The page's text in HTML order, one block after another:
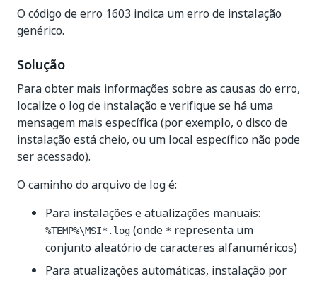
O código de erro 1603 indica um erro de instalação
genérico.
Solução
Para obter mais informações sobre as causas do erro,
localize o log de instalação e verifique se há uma
mensagem mais específica (por exemplo, o disco de
instalação está cheio, ou um local específico não pode
ser acessado).
O caminho do arquivo de log é:
Para instalações e atualizações manuais:
%TEMP%\MSI*.log (onde * representa um
conjunto aleatório de caracteres alfanuméricos)
Para atualizações automáticas, instalação por